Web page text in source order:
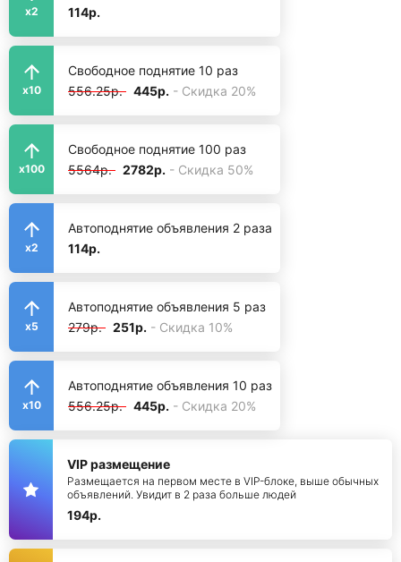
x2
114р.
x10
Свободное поднятие 10 раз
556.25р. 445р. - Скидка 20%
x100
Свободное поднятие 100 раз
5564р. 2782р. - Скидка 50%
x2
Автоподнятие объявления 2 раза
114р.
x5
Автоподнятие объявления 5 раз
279р. 251р. - Скидка 10%
x10
Автоподнятие объявления 10 раз
556.25р. 445р. - Скидка 20%
VIP размещение
Размещается на первом месте в VIP-блоке, выше обычных
объявлений. Увидит в 2 раза больше людей
194р.